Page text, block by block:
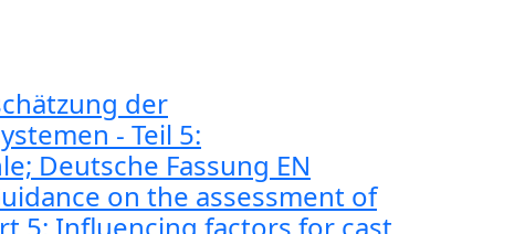
der
- Teil 5:
Deutsche Fassung EN
on the assessment of